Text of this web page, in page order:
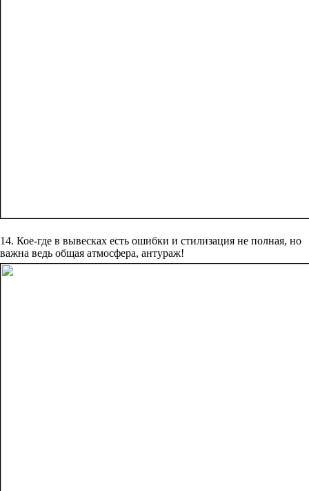
14. Кое-где в вывесках есть ошибки и стилизация не полная, но
важна ведь общая атмосфера, антураж!